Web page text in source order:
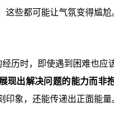
这些都可能让气氛变得尴尬
历时，即使遇到困难也应
展现出解决问题的能力而非
印象，还能传递出正面能量